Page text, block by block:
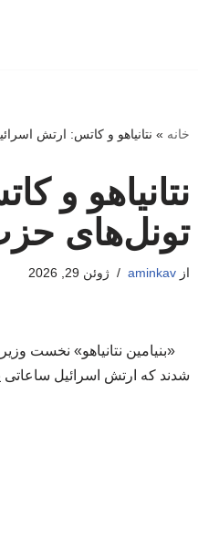
خانه » نتانیاهو و کاتس: ارتش
نتانیاهو و
تونل‌های
ازaminkav ژوئن 29, 2026
«بنیامین نتانیاهو» نخست
شدند که ارتش اسرائیل